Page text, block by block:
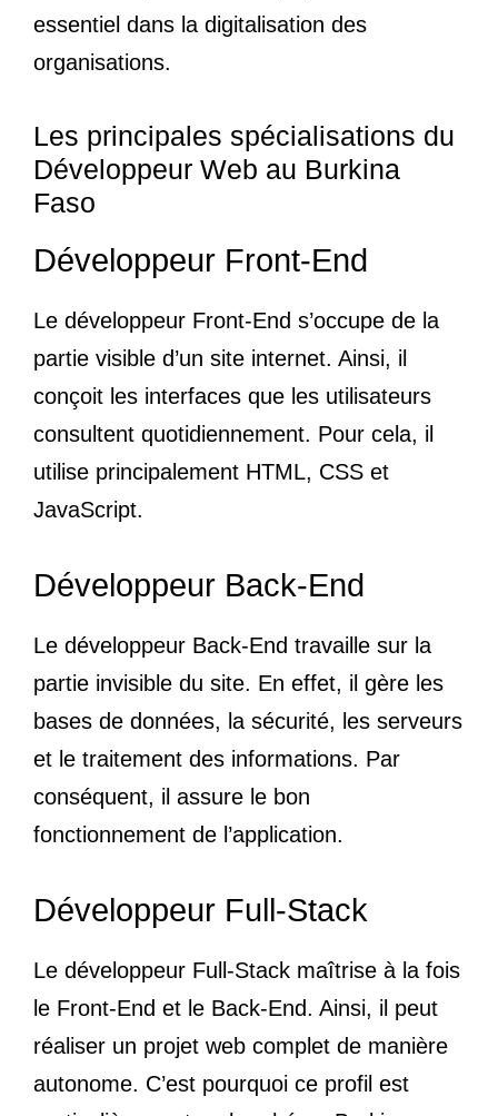
essentiel dans la digitalisation des
organisations.
Les principales spécialisations du
Développeur Web au Burkina
Faso
Développeur Front-End
Le développeur Front-End s’occupe de la
partie visible d’un site internet. Ainsi, il
conçoit les interfaces que les utilisateurs
consultent quotidiennement. Pour cela, il
utilise principalement HTML, CSS et
JavaScript.
Développeur Back-End
Le développeur Back-End travaille sur la
partie invisible du site. En effet, il gère les
bases de données, la sécurité, les serveurs
et le traitement des informations. Par
conséquent, il assure le bon
fonctionnement de l’application.
Développeur Full-Stack
Le développeur Full-Stack maîtrise à la fois
le Front-End et le Back-End. Ainsi, il peut
réaliser un projet web complet de manière
autonome. C’est pourquoi ce profil est